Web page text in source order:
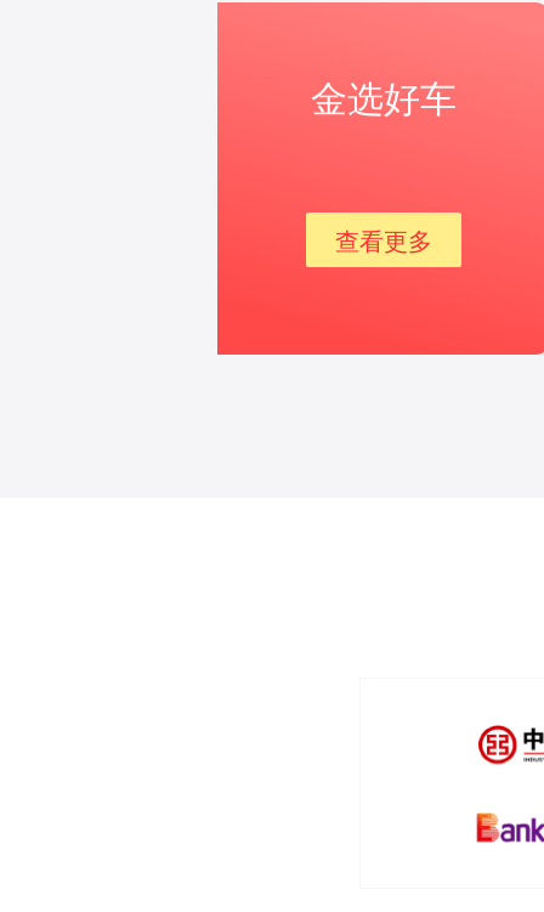
金选好车
查看更多